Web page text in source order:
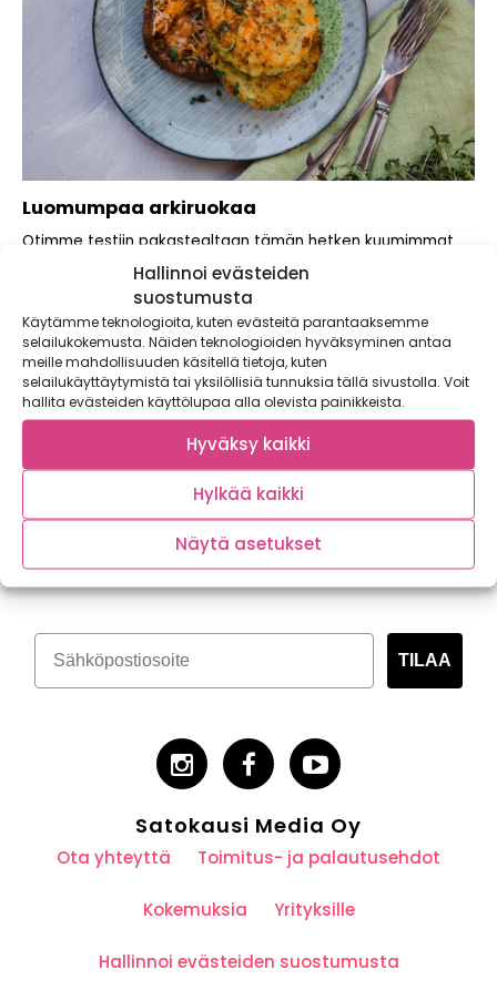
Hallinnoi evästeiden
suostumusta
Käytämme teknologioita, kuten evästeitä parantaaksemme
selailukokemusta. Näiden teknologioiden hyväksyminen antaa
meille mahdollisuuden käsitellä tietoja, kuten
selailukäyttäytymistä tai yksilöllisiä tunnuksia tällä sivustolla. Voit
hallita evästeiden käyttölupaa alla olevista painikkeista.
Hyväksy kaikki
Hylkää kaikki
Näytä asetukset
Luomumpaa arkiruokaa
Otimme testiin pakastealtaan tämän hetken kuumimmat
uutuudet, Apetitin Luomu kasvispihvit! Kehittelimme pihvien
Tilaa kasvispitoinen uutiskirje
TILAA
Satokausi Media Oy
Ota yhteyttä Toimitus- ja palautusehdot
Kokemuksia Yrityksille
Hallinnoi evästeiden suostumusta